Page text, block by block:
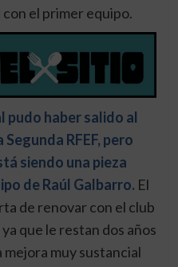
el primer equipo.
pudo haber salido al
RFEF, pero
siendo una pieza
de Raúl Galbarro. El
de renovar con el club
que le restan dos años
muy sustancial